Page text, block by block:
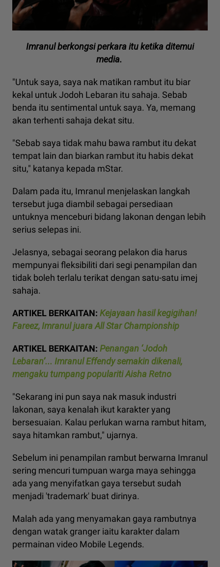
Imranul berkongsi perkara itu ketika ditemui
media.
"Untuk saya, saya nak matikan rambut itu biar
kekal untuk Jodoh Lebaran itu sahaja. Sebab
benda itu sentimental untuk saya. Ya, memang
akan terhenti sahaja dekat situ.
"Sebab saya tidak mahu bawa rambut itu dekat
tempat lain dan biarkan rambut itu habis dekat
situ," katanya kepada mStar.
Dalam pada itu, Imranul menjelaskan langkah
tersebut juga diambil sebagai persediaan
untuknya menceburi bidang lakonan dengan lebih
serius selepas ini.
Jelasnya, sebagai seorang pelakon dia harus
mempunyai fleksibiliti dari segi penampilan dan
tidak boleh terlalu terikat dengan satu-satu imej
sahaja.
ARTIKEL BERKAITAN: Kejayaan hasil kegigihan!
Fareez, Imranul juara All Star Championship
ARTIKEL BERKAITAN: Penangan ‘Jodoh
Lebaran’... Imranul Effendy semakin dikenali,
mengaku tumpang populariti Aisha Retno
"Sekarang ini pun saya nak masuk industri
lakonan, saya kenalah ikut karakter yang
bersesuaian. Kalau perlukan warna rambut hitam,
saya hitamkan rambut," ujarnya.
Sebelum ini penampilan rambut berwarna Imranul
sering mencuri tumpuan warga maya sehingga
ada yang menyifatkan gaya tersebut sudah
menjadi 'trademark' buat dirinya.
Malah ada yang menyamakan gaya rambutnya
dengan watak granger iaitu karakter dalam
permainan video Mobile Legends.